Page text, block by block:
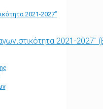
2021-2027”
2021-